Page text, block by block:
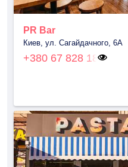
PR Bar
Киев, ул. Сагайдачного, 6А
+380 67 828 18